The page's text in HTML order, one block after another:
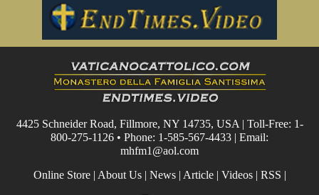
4425 Schneider Road, Fillmore, NY 14735, USA | Toll-Free: 1-
800-275-1126 • Phone: 1-585-567-4433 | Email:
mhfm1@aol.com
Online Store| About Us| News| Article| Videos| RSS |